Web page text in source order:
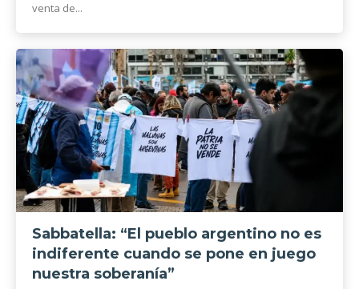
venta de...
Sabbatella: “El pueblo argentino no es
indiferente cuando se pone en juego
nuestra soberanía”